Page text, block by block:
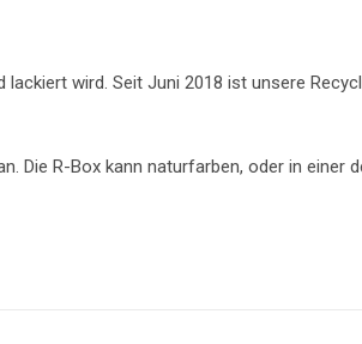
wird. Seit Juni 2018 ist unsere
Die R-Box kann naturfarben, oder in einer